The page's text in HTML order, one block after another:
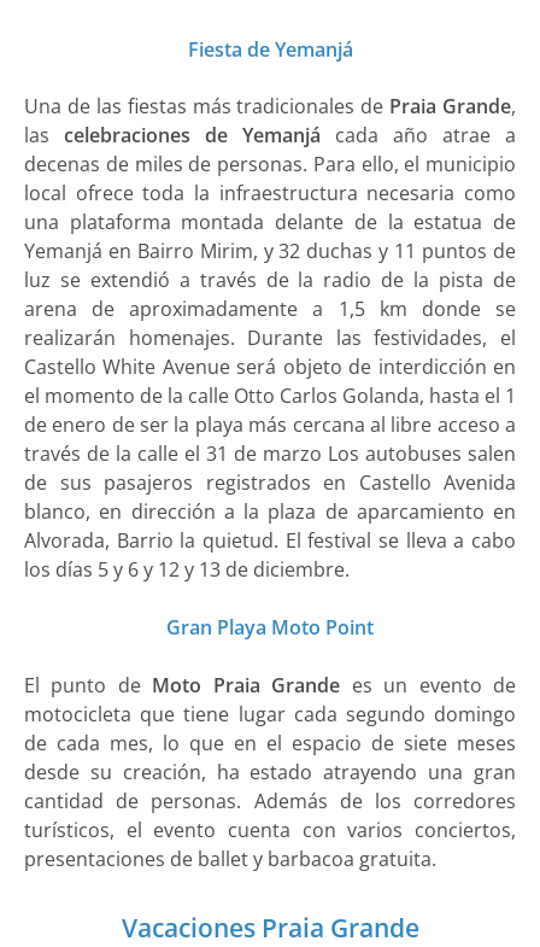
Fiesta de Yemanjá
Una de las fiestas más tradicionales de Praia Grande,
las celebraciones de Yemanjá cada año atrae a
decenas de miles de personas. Para ello, el municipio
local ofrece toda la infraestructura necesaria como
una plataforma montada delante de la estatua de
Yemanjá en Bairro Mirim, y 32 duchas y 11 puntos de
luz se extendió a través de la radio de la pista de
arena de aproximadamente a 1,5 km donde se
realizarán homenajes. Durante las festividades, el
Castello White Avenue será objeto de interdicción en
el momento de la calle Otto Carlos Golanda, hasta el 1
de enero de ser la playa más cercana al libre acceso a
través de la calle el 31 de marzo Los autobuses salen
de sus pasajeros registrados en Castello Avenida
blanco, en dirección a la plaza de aparcamiento en
Alvorada, Barrio la quietud. El festival se lleva a cabo
los días 5 y 6 y 12 y 13 de diciembre.
Gran Playa Moto Point
El punto de Moto Praia Grande es un evento de
motocicleta que tiene lugar cada segundo domingo
de cada mes, lo que en el espacio de siete meses
desde su creación, ha estado atrayendo una gran
cantidad de personas. Además de los corredores
turísticos, el evento cuenta con varios conciertos,
presentaciones de ballet y barbacoa gratuita.
Vacaciones Praia Grande